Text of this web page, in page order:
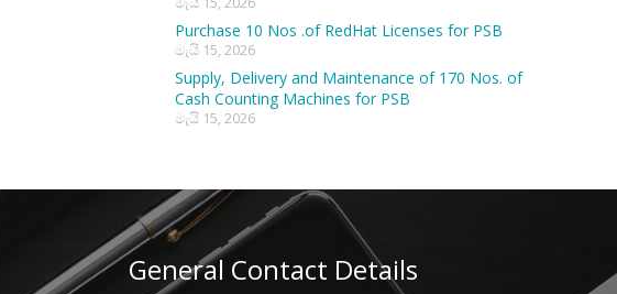
Purchase 10 Nos .of RedHat Licenses for PSB
මැයි 15, 2026
Supply, Delivery and Maintenance of 170 Nos. of
Cash Counting Machines for PSB
මැයි 15, 2026
General Contact Details